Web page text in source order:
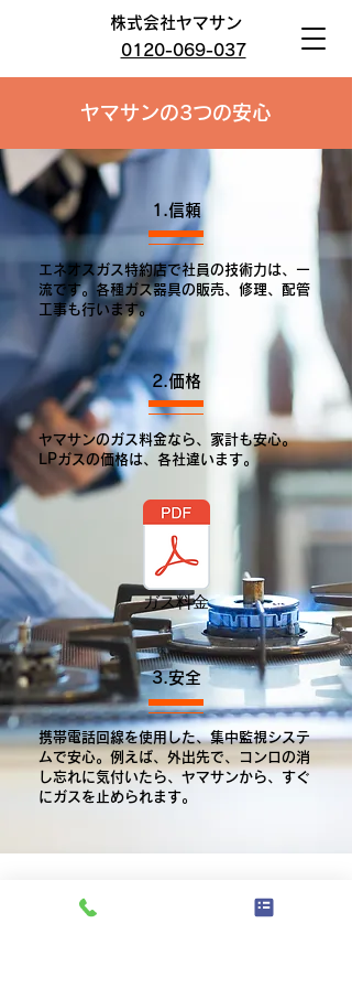
株式会社ヤマサン
0120-069-037
ヤマサンの3つの安心
1.信頼
エネオスガス特約店で社員の技術力は、一
流です。各種ガス器具の販売、修理、配管
工事も行います。
2.価格
ヤマサンのガス料金なら、家計も安心。
LPガスの価格は、各社違います。
ガス料金
3.安全
携帯電話回線を使用した、集中監視システ
ムで安心。例えば、外出先で、コンロの消
し忘れに気付いたら、ヤマサンから、すぐ
にガスを止められます。
​お気軽にお問合せください！